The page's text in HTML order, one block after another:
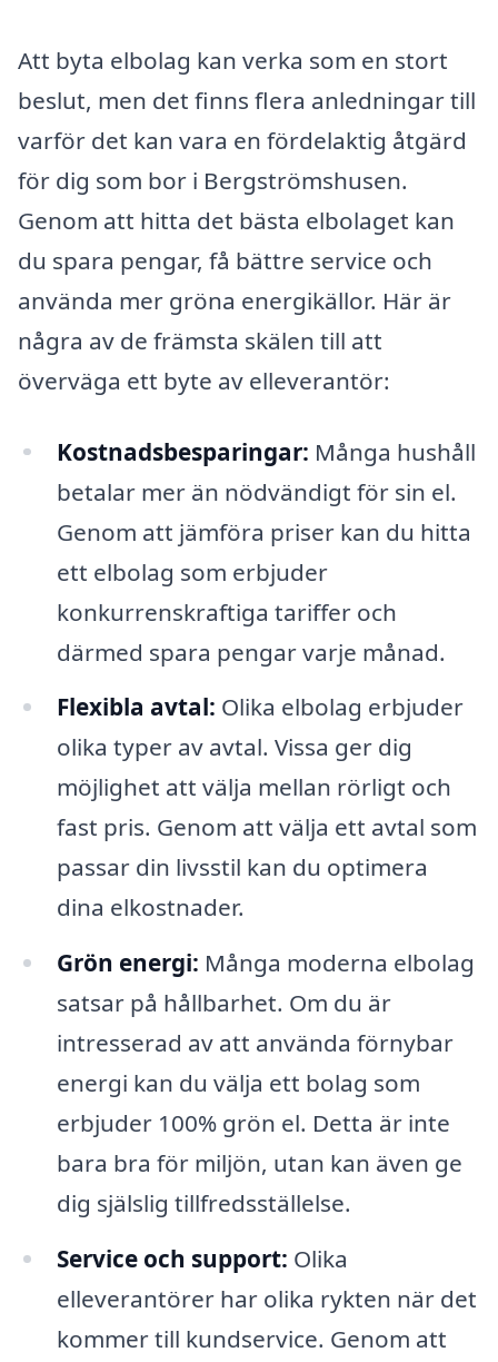
Att byta elbolag kan verka som en stort
beslut, men det finns flera anledningar till
varför det kan vara en fördelaktig åtgärd
för dig som bor i Bergströmshusen.
Genom att hitta det bästa elbolaget kan
du spara pengar, få bättre service och
använda mer gröna energikällor. Här är
några av de främsta skälen till att
överväga ett byte av elleverantör:
Kostnadsbesparingar: Många hushåll
betalar mer än nödvändigt för sin el.
Genom att jämföra priser kan du hitta
ett elbolag som erbjuder
konkurrenskraftiga tariffer och
därmed spara pengar varje månad.
Flexibla avtal: Olika elbolag erbjuder
olika typer av avtal. Vissa ger dig
möjlighet att välja mellan rörligt och
fast pris. Genom att välja ett avtal som
passar din livsstil kan du optimera
dina elkostnader.
Grön energi: Många moderna elbolag
satsar på hållbarhet. Om du är
intresserad av att använda förnybar
energi kan du välja ett bolag som
erbjuder 100% grön el. Detta är inte
bara bra för miljön, utan kan även ge
dig själslig tillfredsställelse.
Service och support: Olika
elleverantörer har olika rykten när det
kommer till kundservice. Genom att